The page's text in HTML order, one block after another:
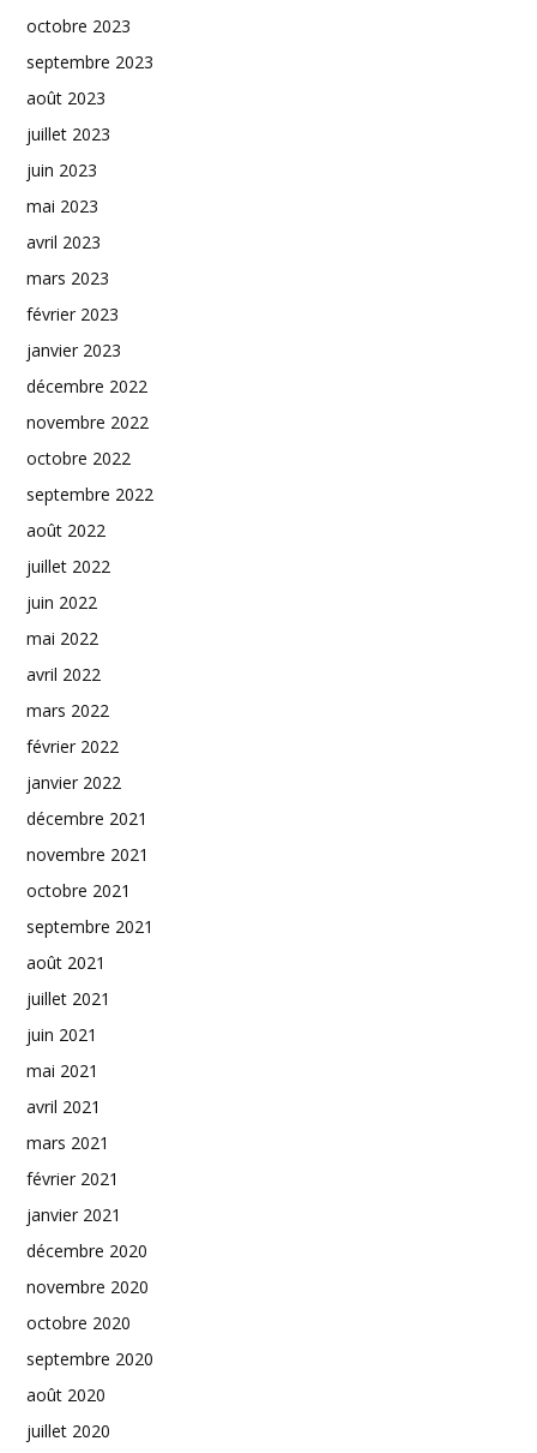
octobre 2023
septembre 2023
août 2023
juillet 2023
juin 2023
mai 2023
avril 2023
mars 2023
février 2023
janvier 2023
décembre 2022
novembre 2022
octobre 2022
septembre 2022
août 2022
juillet 2022
juin 2022
mai 2022
avril 2022
mars 2022
février 2022
janvier 2022
décembre 2021
novembre 2021
octobre 2021
septembre 2021
août 2021
juillet 2021
juin 2021
mai 2021
avril 2021
mars 2021
février 2021
janvier 2021
décembre 2020
novembre 2020
octobre 2020
septembre 2020
août 2020
juillet 2020